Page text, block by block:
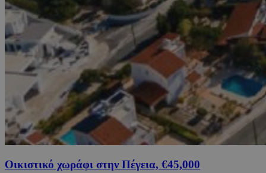
Οικιστικό χωράφι στην Πέγεια, €45,000